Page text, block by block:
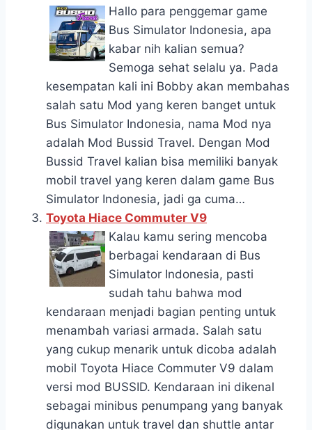
Hallo para penggemar game
Bus Simulator Indonesia, apa
kabar nih kalian semua?
Semoga sehat selalu ya. Pada
kesempatan kali ini Bobby akan membahas
salah satu Mod yang keren banget untuk
Bus Simulator Indonesia, nama Mod nya
adalah Mod Bussid Travel. Dengan Mod
Bussid Travel kalian bisa memiliki banyak
mobil travel yang keren dalam game Bus
Simulator Indonesia, jadi ga cuma…
Toyota Hiace Commuter V9
Kalau kamu sering mencoba
berbagai kendaraan di Bus
Simulator Indonesia, pasti
sudah tahu bahwa mod
kendaraan menjadi bagian penting untuk
menambah variasi armada. Salah satu
yang cukup menarik untuk dicoba adalah
mobil Toyota Hiace Commuter V9 dalam
versi mod BUSSID. Kendaraan ini dikenal
sebagai minibus penumpang yang banyak
digunakan untuk travel dan shuttle antar